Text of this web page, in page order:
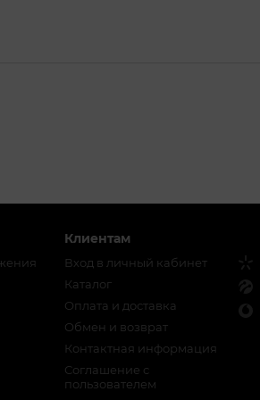
Клиентам
Вход в личный кабинет
Каталог
Оплата и доставка
Обмен и возврат
Контактная информация
Соглашение с
пользователем